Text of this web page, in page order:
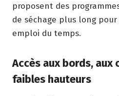
proposent des
de séchage plus long pour
emploi du temps.
Accès aux bords, aux
faibles hauteurs